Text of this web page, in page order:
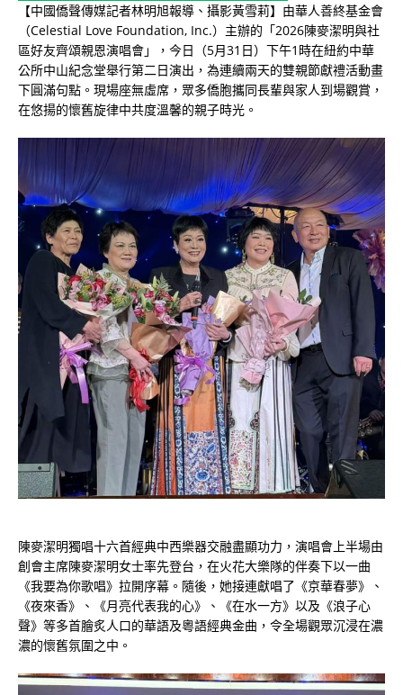
【中國僑聲傳媒記者林明旭報導、攝影黃雪莉】由華人善終基金會
（Celestial Love Foundation, Inc.）主辦的「2026陳麥潔明與社
區好友齊頌親恩演唱會」，今日（5月31日）下午1時在紐約中華
公所中山紀念堂舉行第二日演出，為連續兩天的雙親節獻禮活動畫
下圓滿句點。現場座無虛席，眾多僑胞攜同長輩與家人到場觀賞，
在悠揚的懷舊旋律中共度溫馨的親子時光。
陳麥潔明獨唱十六首經典中西樂器交融盡顯功力，演唱會上半場由
創會主席陳麥潔明女士率先登台，在火花大樂隊的伴奏下以一曲
《我要為你歌唱》拉開序幕。隨後，她接連獻唱了《京華春夢》、
《夜來香》、《月亮代表我的心》、《在水一方》以及《浪子心
聲》等多首膾炙人口的華語及粵語經典金曲，令全場觀眾沉浸在濃
濃的懷舊氛圍之中。